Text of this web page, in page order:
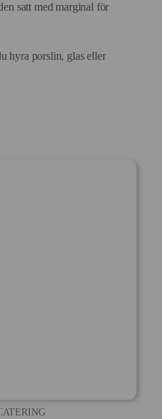
satt med marginal för
hyra porslin, glas eller